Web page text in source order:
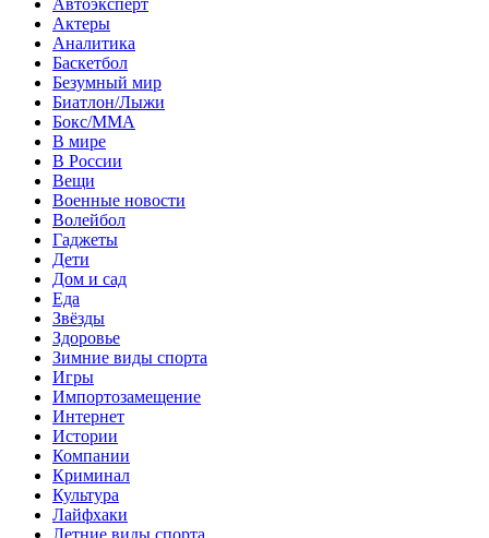
Актеры
Аналитика
Баскетбол
Безумный мир
Биатлон/Лыжи
Бокс/MMA
В мире
В России
Вещи
Военные новости
Волейбол
Гаджеты
Дети
Дом и сад
Еда
Звёзды
Здоровье
Зимние виды спорта
Игры
Импортозамещение
Интернет
Истории
Компании
Криминал
Культура
Лайфхаки
Летние виды спорта